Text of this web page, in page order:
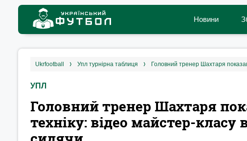
Новини
ukrfootball упл турнірна таблиця
УПЛ
Головний тренер Шахтаря
техніку: відео майстер-